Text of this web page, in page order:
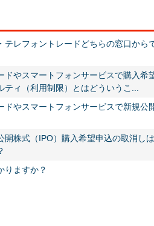
テレフォントレードどちらの窓口から
ドやスマートフォンサービスで購入希
ィ（利用制限）とはどういうこ...
ドやスマートフォンサービスで新規公
開株式（IPO）購入希望申込の取消し
りますか？